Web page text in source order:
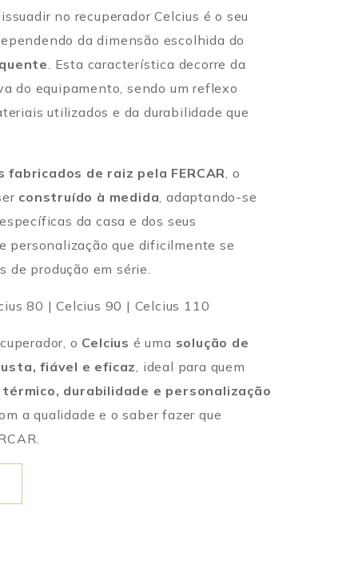
no recuperador Celcius é o seu
da dimensão escolhida do
. Esta característica decorre da
do equipamento, sendo um reflexo
utilizados e da durabilidade que
de raiz pela FERCAR, o
construído à medida, adaptando-se
da casa e dos seus
personalização que dificilmente se
de produção em série.
80 | Celcius 90 | Celcius 110
o Celcius é uma solução de
fiável e eficaz, ideal para quem
durabilidade e personalização
a qualidade e o saber fazer que